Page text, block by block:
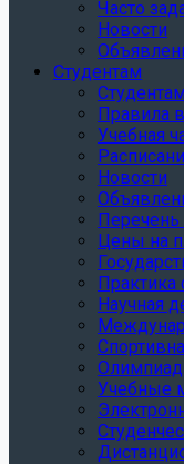
Часто
Новости
Студентам
Студентам
Правила
Учебная
Новости
Перечень
Цены на
Практика
Научная
Учебные